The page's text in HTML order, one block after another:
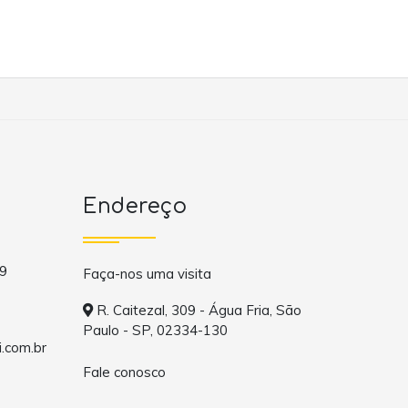
Endereço
Faça-nos uma visita
R. Caitezal, 309 - Água Fria, São
Paulo - SP, 02334-130
Fale conosco